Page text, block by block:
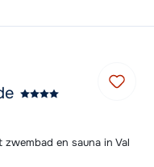
en sauna in Val